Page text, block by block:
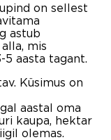
on sellest
astub
mis
aasta tagant.
Küsimus on
aastal oma
kaupa, hektar
olemas.